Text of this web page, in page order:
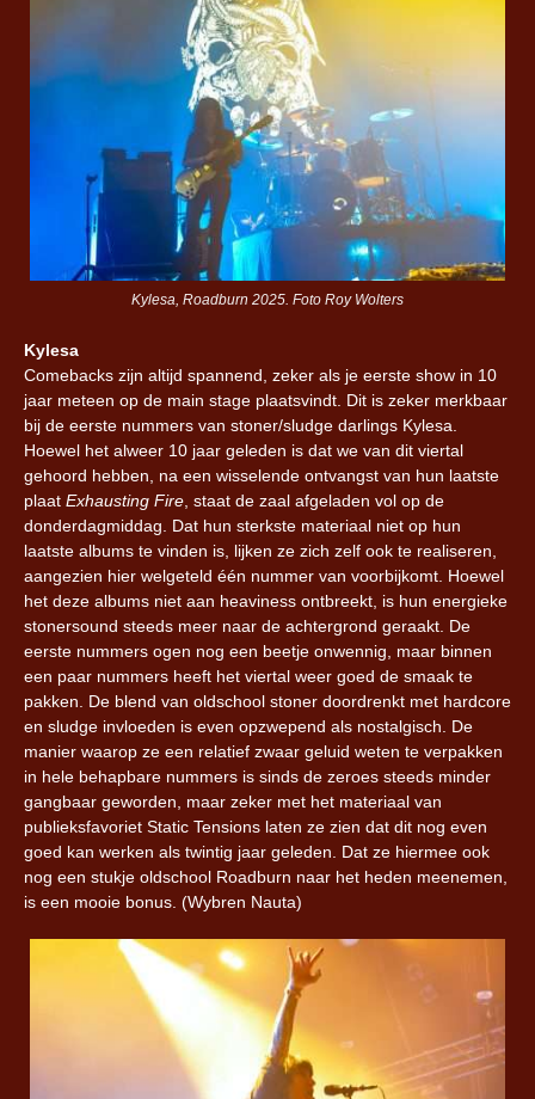
Kylesa, Roadburn 2025. Foto Roy Wolters
Kylesa
Comebacks zijn altijd spannend, zeker als je eerste show in 10
jaar meteen op de main stage plaatsvindt. Dit is zeker merkbaar
bij de eerste nummers van stoner/sludge darlings Kylesa.
Hoewel het alweer 10 jaar geleden is dat we van dit viertal
gehoord hebben, na een wisselende ontvangst van hun laatste
plaat Exhausting Fire , staat de zaal afgeladen vol op de
donderdagmiddag. Dat hun sterkste materiaal niet op hun
laatste albums te vinden is, lijken ze zich zelf ook te realiseren,
aangezien hier welgeteld één nummer van voorbijkomt. Hoewel
het deze albums niet aan heaviness ontbreekt, is hun energieke
stonersound steeds meer naar de achtergrond geraakt. De
eerste nummers ogen nog een beetje onwennig, maar binnen
een paar nummers heeft het viertal weer goed de smaak te
pakken. De blend van oldschool stoner doordrenkt met hardcore
en sludge invloeden is even opzwepend als nostalgisch. De
manier waarop ze een relatief zwaar geluid weten te verpakken
in hele behapbare nummers is sinds de zeroes steeds minder
gangbaar geworden, maar zeker met het materiaal van
publieksfavoriet Static Tensions laten ze zien dat dit nog even
goed kan werken als twintig jaar geleden. Dat ze hiermee ook
nog een stukje oldschool Roadburn naar het heden meenemen,
is een mooie bonus. (Wybren Nauta)